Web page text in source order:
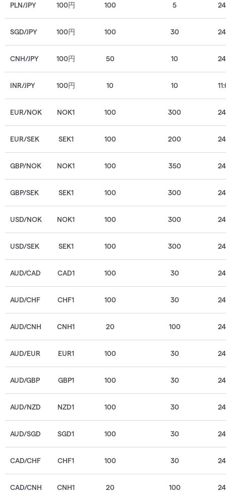
PLN/JPY 100円 100 5
SGD/JPY 100円 100 30
CNH/JPY 100円 50 10
INR/JPY 100円 10 10
EUR/NOK NOK1 100 300
EUR/SEK SEK1 100 200
GBP/NOK NOK1 100 350
GBP/SEK SEK1 100 300
USD/NOK NOK1 100 300
USD/SEK SEK1 100 300
AUD/CAD CAD1 100 30
AUD/CHF CHF1 100 30
AUD/CNH CNH1 20 100
AUD/EUR EUR1 100 30
AUD/GBP GBP1 100 30
AUD/NZD NZD1 100 30
AUD/SGD SGD1 100 30
CAD/CHF CHF1 100 30
CAD/CNH CNH1 20 100